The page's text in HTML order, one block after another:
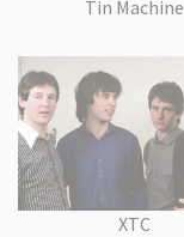
Tin Machine
XTC